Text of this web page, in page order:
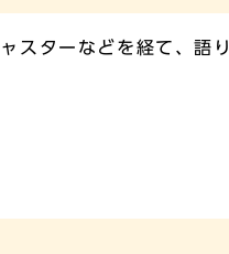
スターなどを経て、語